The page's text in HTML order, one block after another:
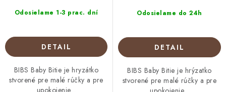
Odosielame 1-3 prac. dní
DETAIL
BIBS Baby Bitie je hryzátko
stvorené pre malé rúčky a pre
upokojenie...
Odosielame do 24h
DETAIL
BIBS Baby Bitie je hrýzatko
stvorené pre malé rúčky a pre